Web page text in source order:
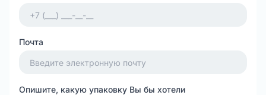
Почта
Опишите, какую упаковку Вы бы хотели